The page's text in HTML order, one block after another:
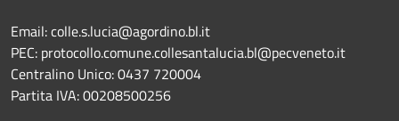
Email: colle.s.lucia@agordino.bl.it
PEC: protocollo.comune.collesantalucia.bl@pecveneto.it
Centralino Unico: 0437 720004
Partita IVA: 00208500256